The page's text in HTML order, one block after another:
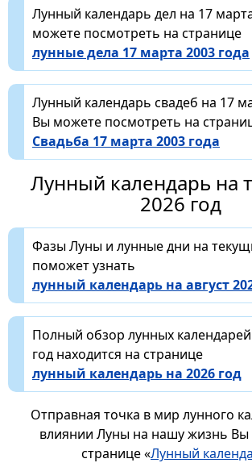
Лунный календарь дел на 17
можете посмотреть на странице
лунные дела 17 марта 2003 года
Лунный календарь свадеб на 17
Вы можете посмотреть на
Свадьба 17 марта 2003 года
Лунный календарь на
2026 год
Фазы Луны и лунные дни на
поможет узнать
лунный календарь на август
Полный обзор лунных
год находится на странице
лунный календарь на 2026 год
Отправная точка в мир лунного
влиянии Луны на нашу жизнь Вы
странице «Лунный